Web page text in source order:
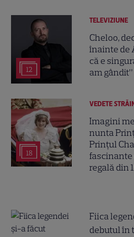
12
TELEVIZIUNE
Cheloo,
înainte de
că e
am gândit”
18
VEDETE
Imagini
nunta
Prințul
fascinante
regală din
Fiica
debutul în